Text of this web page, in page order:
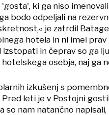
'gosta', ki ga niso
bodo odpeljali na
je zatrdil
hotela in ni imel
izstopati in čeprav so ga
osebja, naj ga
izkušenj s
Pred leti je v Postojni
so nam natančno